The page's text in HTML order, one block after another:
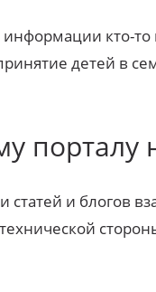
информации кто-
детей в
порталу
статей и блогов